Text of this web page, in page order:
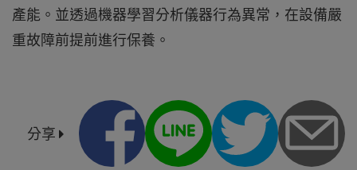
產能。並透過機器學習分析儀器行為異常，在設備嚴
重故障前提前進行保養。
分享